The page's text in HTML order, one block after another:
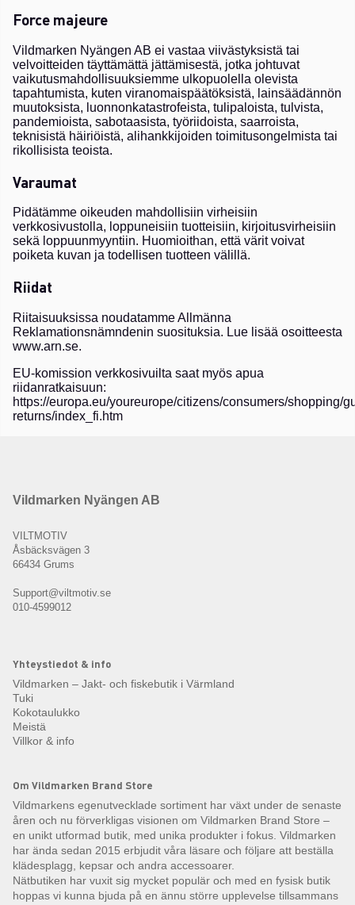
Force majeure
Vildmarken Nyängen AB ei vastaa viivästyksistä tai
velvoitteiden täyttämättä jättämisestä, jotka johtuvat
vaikutusmahdollisuuksiemme ulkopuolella olevista
tapahtumista, kuten viranomaispäätöksistä, lainsäädännön
muutoksista, luonnonkatastrofeista, tulipaloista, tulvista,
pandemioista, sabotaasista, työriidoista, saarroista,
teknisistä häiriöistä, alihankkijoiden toimitusongelmista tai
rikollisista teoista.
Varaumat
Pidätämme oikeuden mahdollisiin virheisiin
verkkosivustolla, loppuneisiin tuotteisiin, kirjoitusvirheisiin
sekä loppuunmyyntiin. Huomioithan, että värit voivat
poiketa kuvan ja todellisen tuotteen välillä.
Riidat
Riitaisuuksissa noudatamme Allmänna
Reklamationsnämndenin suosituksia. Lue lisää osoitteesta
www.arn.se.
EU-komission verkkosivuilta saat myös apua
riidanratkaisuun:
https://europa.eu/youreurope/citizens/consumers/shopping/
returns/index_fi.htm
Vildmarken Nyängen AB
VILTMOTIV
Åsbäcksvägen 3
66434 Grums
Support@viltmotiv.se
010-4599012
Yhteystiedot & info
Vildmarken – Jakt- och fiskebutik i Värmland
Tuki
Kokotaulukko
Meistä
Villkor & info
Om Vildmarken Brand Store
Vildmarkens egenutvecklade sortiment har växt under de senaste
åren och nu förverkligas visionen om Vildmarken Brand Store –
en unikt utformad butik, med unika produkter i fokus. Vildmarken
har ända sedan 2015 erbjudit våra läsare och följare att beställa
klädesplagg, kepsar och andra accessoarer.
Nätbutiken har vuxit sig mycket populär och med en fysisk butik
hoppas vi kunna bjuda på en ännu större upplevelse tillsammans